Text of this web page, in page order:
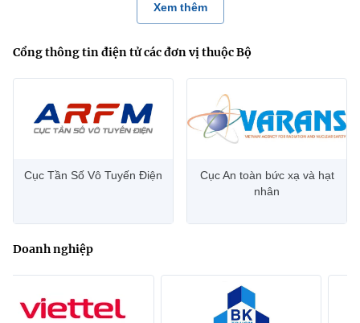
Xem thêm
Cổng thông tin điện tử các đơn vị thuộc Bộ
Cục Tần Số Vô Tuyến Điện
Cục An toàn bức xạ và hạt
nhân
Doanh nghiệp